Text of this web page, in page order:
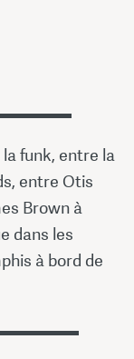
funk, entre la
entre Otis
Brown à
dans les
à bord de